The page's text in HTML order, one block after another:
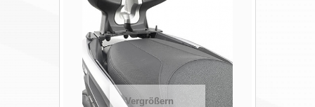
Vergrößern